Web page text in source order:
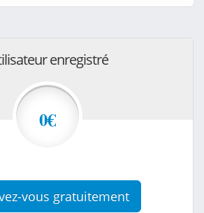
enregistré
0€
vous gratuitement